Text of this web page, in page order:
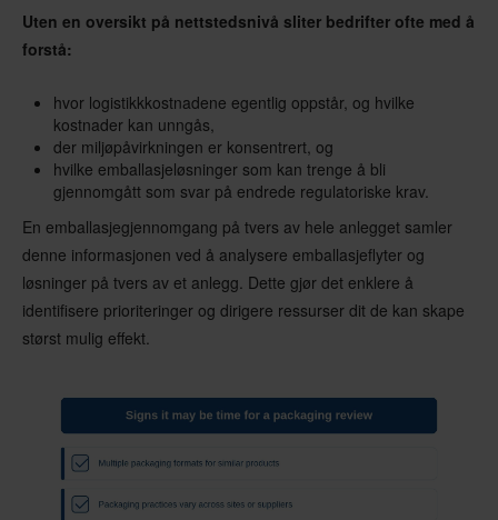
Uten en oversikt på nettstedsnivå sliter bedrifter ofte med å
forstå:
hvor logistikkkostnadene egentlig oppstår, og hvilke
kostnader kan unngås,
der miljøpåvirkningen er konsentrert, og
hvilke emballasjeløsninger som kan trenge å bli
gjennomgått som svar på endrede regulatoriske krav.
En emballasjegjennomgang på tvers av hele anlegget samler
denne informasjonen ved å analysere emballasjeflyter og
løsninger på tvers av et anlegg. Dette gjør det enklere å
identifisere prioriteringer og dirigere ressurser dit de kan skape
størst mulig effekt.